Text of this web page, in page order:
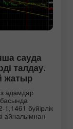
сауда
талдау.
жатыр
адамдар
басында
бүйірлік
айналымнан